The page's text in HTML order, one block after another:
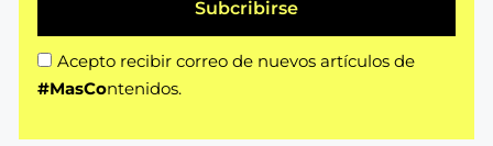
Acepto recibir correo de nuevos artículos de
#MasContenidos.
Subcribirse